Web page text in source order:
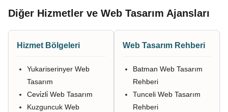
Diğer Hizmetler ve Web Tasarım Ajansları
Hizmet Bölgeleri
Yukariserinyer Web
Tasarım
Cevi̇zli̇ Web Tasarım
Kuzguncuk Web
Web Tasarım Rehberi
Batman Web Tasarım
Rehberi
Tunceli Web Tasarım
Rehberi